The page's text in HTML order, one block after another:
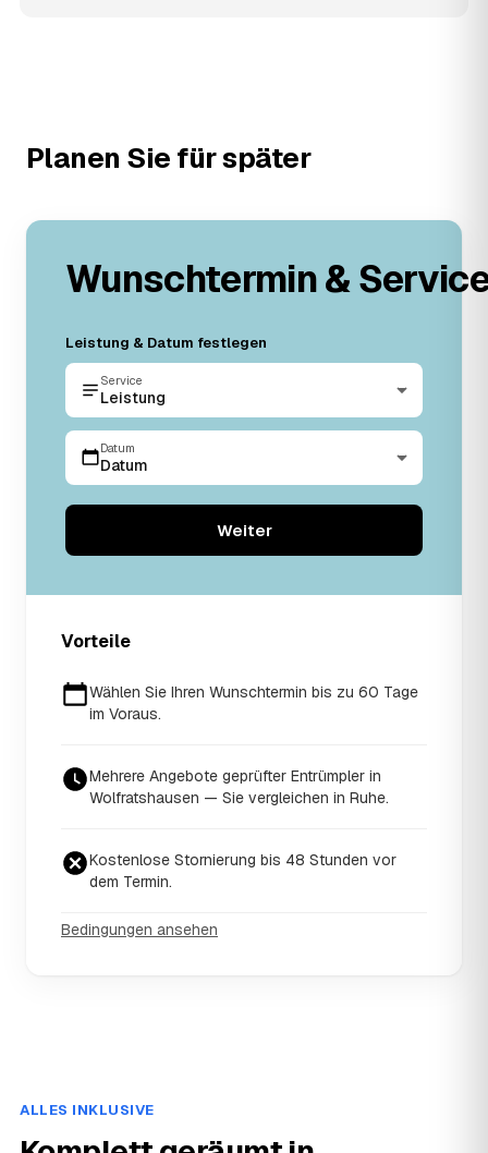
Planen Sie für später
Wunschtermin &
Leistung & Datum festlegen
Service
Leistung
Datum
Datum
Weiter
Vorteile
Wählen Sie Ihren Wunschtermin bis zu 60 Tage
im Voraus.
Mehrere Angebote geprüfter Entrümpler in
Wolfratshausen — Sie vergleichen in Ruhe.
Kostenlose Stornierung bis 48 Stunden vor
dem Termin.
Bedingungen ansehen
ALLES INKLUSIVE